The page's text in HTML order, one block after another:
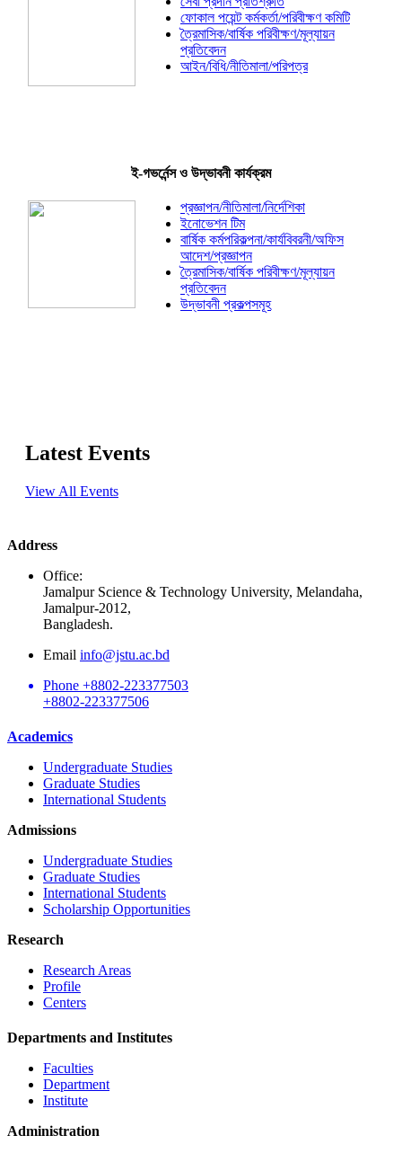
ফোকাল পয়েন্ট কর্মকর্তা/পরিবীক্ষণ কমিটি
ত্রৈমাসিক/বার্ষিক পরিবীক্ষণ/মূল্যায়ন
প্রতিবেদন
আইন/বিধি/নীতিমালা/পরিপত্র
ই-গভর্নেন্স ও উদ্ভাবনী কার্যক্রম
প্রজ্ঞাপন/নীতিমালা/নির্দেশিকা
ইনোভেশন টিম
বার্ষিক কর্মপরিকল্পনা/কার্যবিবরনী/অফিস
আদেশ/প্রজ্ঞাপন
ত্রৈমাসিক/বার্ষিক পরিবীক্ষণ/মূল্যায়ন
প্রতিবেদন
উদ্ভাবনী প্রকল্পসমূহ
Latest Events
View All Events
Address
Office:
Jamalpur Science & Technology University, Melandaha,
Jamalpur-2012,
Bangladesh.
Email info@jstu.ac.bd
Phone +8802-223377503
+8802-223377506
Academics
Undergraduate Studies
Graduate Studies
International Students
Admissions
Undergraduate Studies
Graduate Studies
International Students
Scholarship Opportunities
Research
Research Areas
Profile
Centers
Departments and Institutes
Faculties
Department
Institute
Administration